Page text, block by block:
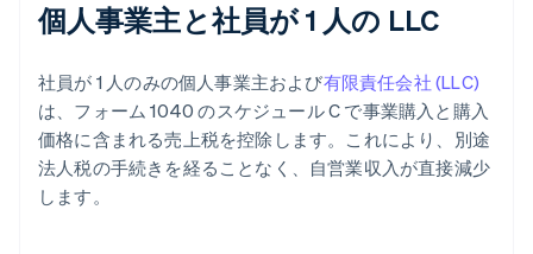
個人事業主と社員が 1 人の LLC
社員が 1 人のみの個人事業主および有限責任会社 (LLC)
は、フォーム 1040 のスケジュール C で事業購入と購入
価格に含まれる売上税を控除します。これにより、別途
法人税の手続きを経ることなく、自営業収入が直接減少
します。